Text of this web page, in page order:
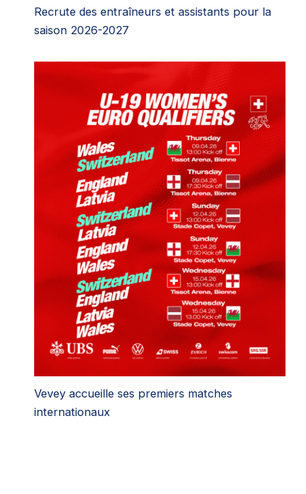
Recrute des entraîneurs et assistants pour la
saison 2026-2027
Vevey accueille ses premiers matches
internationaux